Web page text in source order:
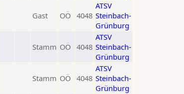
Gast OÖ 4048
ATSV
Steinbach-
Grünburg
Stamm OÖ 4048
ATSV
Steinbach-
Grünburg
Stamm OÖ 4048
ATSV
Steinbach-
Grünburg